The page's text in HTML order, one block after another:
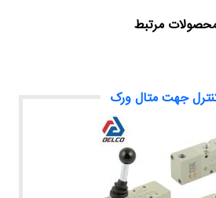
مرتبط
جهت متال ورک